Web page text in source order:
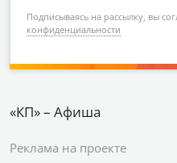
Подписываясь на рассылку, вы
конфиденциальности
«КП» – Афиша
Реклама на проекте